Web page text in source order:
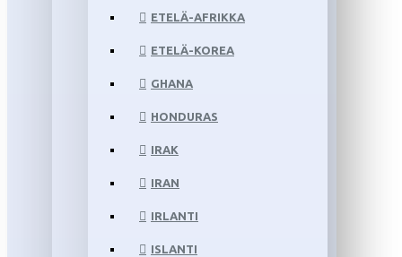
ETELÄ-AFRIKKA
ETELÄ-KOREA
GHANA
HONDURAS
IRAK
IRAN
IRLANTI
ISLANTI